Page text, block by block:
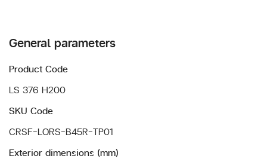
General parameters
Product Code
LS 376 H200
SKU Code
CRSF-LORS-B45R-TP01
Exterior dimensions (mm)